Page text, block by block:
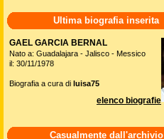
Ultima biografia inserita
GAEL GARCIA BERNAL
Nato a: Guadalajara - Jalisco - Messico
il: 30/11/1978
Biografia a cura di luisa75
elenco biografie
Casualmente dall'archivio